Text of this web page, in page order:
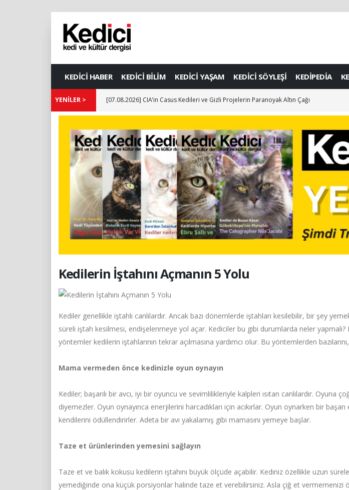
KEDİCİ HABER KEDİCİ BİLİM KEDİCİ YAŞAM KEDİCİ SÖYLEŞİ KEDİPEDİA
YENİLER > [07.08.2026] CIA’in Casus Kedileri ve Gizli Projelerin Paranoyak Altın Çağı
Kedilerin İştahını Açmanın 5 Yolu
Kediler genellikle iştahlı canlılardır. Ancak bazı dönemlerde iştahları kesilebilir, bir şey
süreli iştah kesilmesi, endişelenmeye yol açar. Kediciler bu gibi durumlarda neler yapmalı?
yöntemler kedilerin iştahlarının tekrar açılmasına yardımcı olur. Bu yöntemlerden
Mama vermeden önce kedinizle oyun oynayın
Kediler; başarılı bir avcı, iyi bir oyuncu ve sevimlilikleriyle kalpleri ısıtan canlılardır. Oyuna
diyemezler. Oyun oynayınca enerjilerini harcadıkları için acıkırlar. Oyun oynarken bir
kendilerini ödüllendirirler. Adeta bir avı yakalamış gibi mamasını yemeye başlar.
Taze et ürünlerinden yemesini sağlayın
Taze et ve balık kokusu kedilerin iştahını büyük ölçüde açabilir. Kediniz özellikle uzun
yemediğinde ona küçük porsiyonlar halinde taze et verebilirsiniz. Asla çiğ et vermemenizi